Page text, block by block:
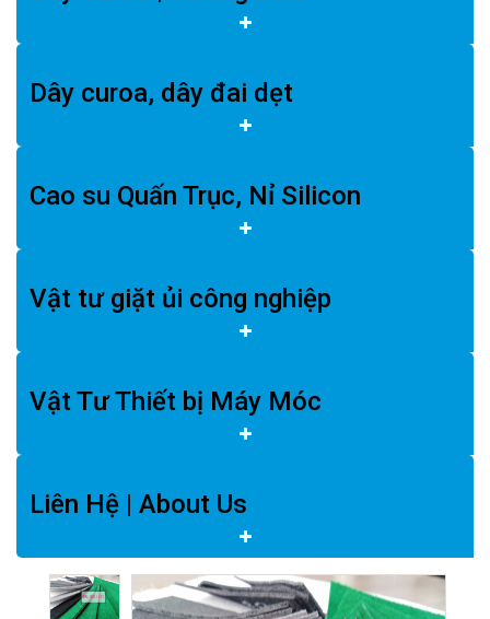
Dây curoa, dây đai dẹt
Cao su Quấn Trục, Nỉ Silicon
Vật tư giặt ủi công nghiệp
Vật Tư Thiết bị Máy Móc
Liên Hệ | About Us